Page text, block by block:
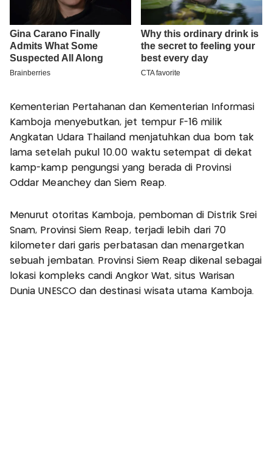
Kementerian Pertahanan dan Kementerian Informasi
Kamboja menyebutkan, jet tempur F-16 milik
Angkatan Udara Thailand menjatuhkan dua bom tak
lama setelah pukul 10.00 waktu setempat di dekat
kamp-kamp pengungsi yang berada di Provinsi
Oddar Meanchey dan Siem Reap.
Menurut otoritas Kamboja, pemboman di Distrik Srei
Snam, Provinsi Siem Reap, terjadi lebih dari 70
kilometer dari garis perbatasan dan menargetkan
sebuah jembatan. Provinsi Siem Reap dikenal sebagai
lokasi kompleks candi Angkor Wat, situs Warisan
Dunia UNESCO dan destinasi wisata utama Kamboja.